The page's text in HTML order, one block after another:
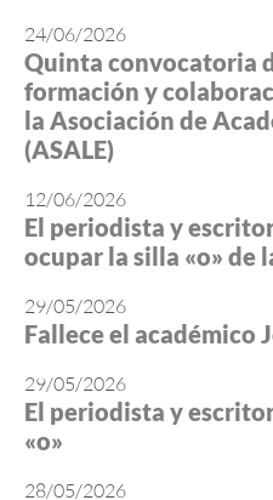
24/06/2026
Quinta convocatoria
formación y
la Asociación de
(ASALE)
12/06/2026
El periodista y
ocupar la silla «o» de
29/05/2026
Fallece el académico
29/05/2026
El periodista y
«o»
28/05/2026